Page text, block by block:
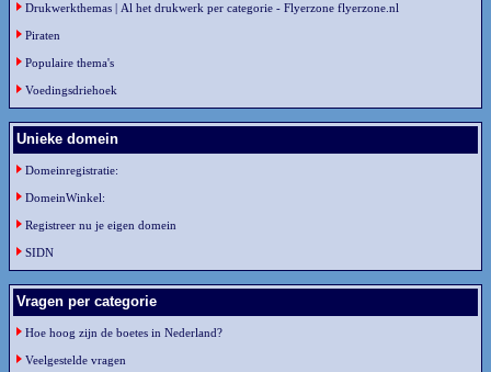
Drukwerkthemas | Al het drukwerk per categorie - Flyerzone flyerzone.nl
Piraten
Populaire thema's
Voedingsdriehoek
Unieke domein
Domeinregistratie:
DomeinWinkel:
Registreer nu je eigen domein
SIDN
Vragen per categorie
Hoe hoog zijn de boetes in Nederland?
Veelgestelde vragen